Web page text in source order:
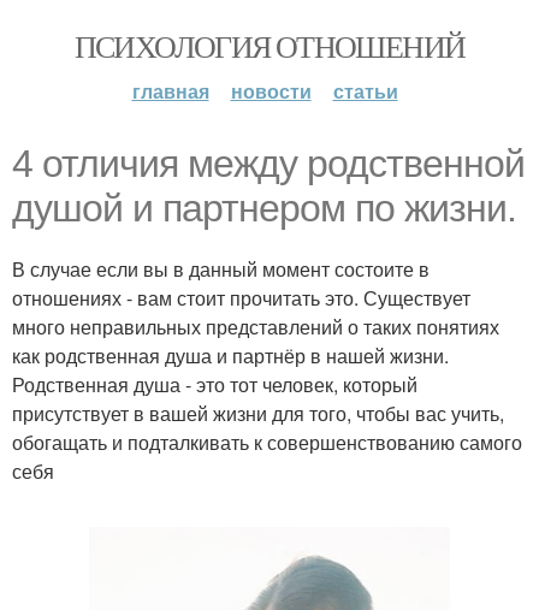
ПСИХОЛОГИЯ ОТНОШЕНИЙ
главная новости статьи
4 отличия между родственной
душой и партнером по жизни.
В случае если вы в данный момент состоите в
отношениях - вам стоит прочитать это. Существует
много неправильных представлений о таких понятиях
как родственная душа и партнёр в нашей жизни.
Родственная душа - это тот человек, который
присутствует в вашей жизни для того, чтобы вас учить,
обогащать и подталкивать к совершенствованию самого
себя